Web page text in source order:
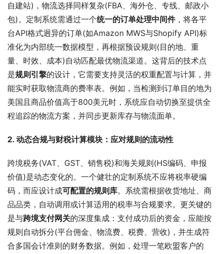
自建站)，物流选择同样复杂(FBA、海外仓、专线、邮政小
包)。定制系统需通过一个统一的订单处理中间件，将各平
台API格式迥异的订单(如Amazon MWS与Shopify API)标
准化为内部统一数据模型，再根据预设规则(目的地、重
量、时效、成本)自动匹配最优物流渠道。这背后的技术点
是规则引擎的设计，它需要支持灵活的权重配置与计算，并
能实时获取物流商的费率表。例如，当检测到订单目的地为
美国且商品价值高于800美元时，系统应自动切换至提供全
程追踪的物流方案，并同步更新库存与物流面单。
2. 动态合规与财税计算模块：应对规则的流动性
跨境税务(VAT、GST、销售税)和海关规则(HS编码、申报
价值)是动态变化的。一个健壮的定制系统不应将税率硬编
码，而应设计成可配置的规则库。系统需根据收货地址、商
品品类，自动调用或计算适用的税率与合规要求。更关键的
是与跨境支付网关的深度集成：支付成功后的资金，应能按
规则自动拆分(平台佣金、物流费、税费、营收)，并生成符
合多国会计准则的财务数据。例如，处理一笔欧盟客户的